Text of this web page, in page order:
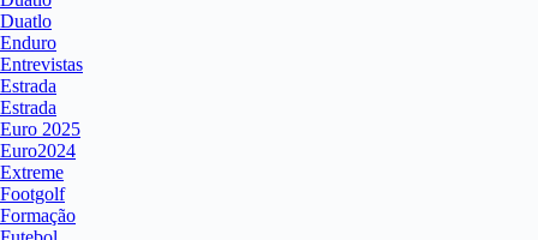
Duatlo
Enduro
Entrevistas
Estrada
Estrada
Euro 2025
Euro2024
Extreme
Footgolf
Formação